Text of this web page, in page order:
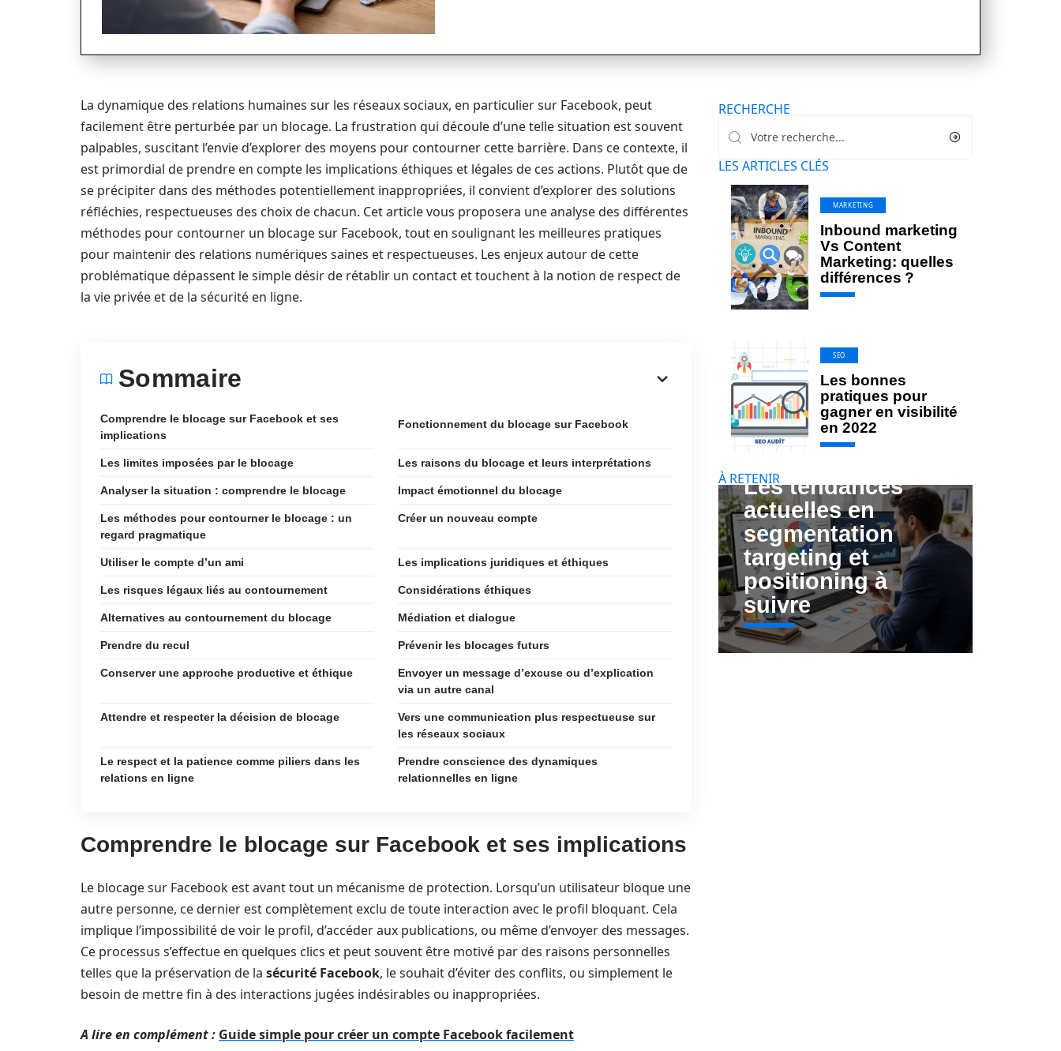
La dynamique des relations humaines sur les réseaux sociaux, en particulier sur Facebook, peut
facilement être perturbée par un blocage. La frustration qui découle d’une telle situation est souvent
palpables, suscitant l’envie d’explorer des moyens pour contourner cette barrière. Dans ce contexte, il
est primordial de prendre en compte les implications éthiques et légales de ces actions. Plutôt que de
se précipiter dans des méthodes potentiellement inappropriées, il convient d’explorer des solutions
réfléchies, respectueuses des choix de chacun. Cet article vous proposera une analyse des différentes
méthodes pour contourner un blocage sur Facebook, tout en soulignant les meilleures pratiques
pour maintenir des relations numériques saines et respectueuses. Les enjeux autour de cette
problématique dépassent le simple désir de rétablir un contact et touchent à la notion de respect de
la vie privée et de la sécurité en ligne.
Sommaire
Comprendre le blocage sur Facebook et ses
implications
Fonctionnement du blocage sur Facebook
Les limites imposées par le blocage Les raisons du blocage et leurs interprétations
Analyser la situation : comprendre le blocage Impact émotionnel du blocage
Les méthodes pour contourner le blocage : un
regard pragmatique
Créer un nouveau compte
Utiliser le compte d’un ami Les implications juridiques et éthiques
Les risques légaux liés au contournement Considérations éthiques
Alternatives au contournement du blocage Médiation et dialogue
Prendre du recul Prévenir les blocages futurs
Conserver une approche productive et éthique
Envoyer un message d’excuse ou d’explication
via un autre canal
Attendre et respecter la décision de blocage
Vers une communication plus respectueuse sur
les réseaux sociaux
Le respect et la patience comme piliers dans les
relations en ligne
Prendre conscience des dynamiques
relationnelles en ligne
Comprendre le blocage sur Facebook et ses implications
Le blocage sur Facebook est avant tout un mécanisme de protection. Lorsqu’un utilisateur bloque une
autre personne, ce dernier est complètement exclu de toute interaction avec le profil bloquant. Cela
implique l’impossibilité de voir le profil, d’accéder aux publications, ou même d’envoyer des messages.
Ce processus s’effectue en quelques clics et peut souvent être motivé par des raisons personnelles
telles que la préservation de la sécurité Facebook, le souhait d’éviter des conflits, ou simplement le
besoin de mettre fin à des interactions jugées indésirables ou inappropriées.
A lire en complément : Guide simple pour créer un compte Facebook facilement
RECHERCHE
LES ARTICLES CLÉS
MARKETING
Inbound marketing
Vs Content
Marketing: quelles
différences ?
SEO
Les bonnes
pratiques pour
gagner en visibilité
en 2022
À RETENIR
Les tendances
actuelles en
segmentation
targeting et
positioning à
suivre